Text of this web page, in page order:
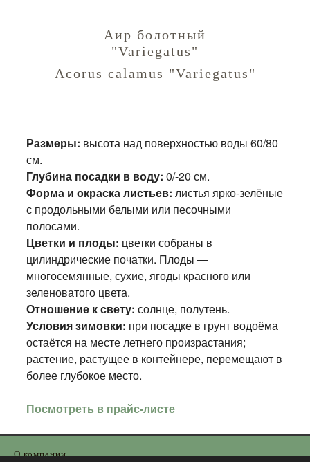
Аир болотный
"Variegatus"
Acorus calamus "Variegatus"
Размеры: высота над поверхностью воды 60/80
см.
Глубина посадки в воду: 0/-20 см.
Форма и окраска листьев: листья ярко-зелёные
с продольными белыми или песочными
полосами.
Цветки и плоды: цветки собраны в
цилиндрические початки. Плоды —
многосемянные, сухие, ягоды красного или
зеленоватого цвета.
Отношение к свету: солнце, полутень.
Условия зимовки: при посадке в грунт водоёма
остаётся на месте летнего произрастания;
растение, растущее в контейнере, перемещают в
более глубокое место.
Посмотреть в прайс-листе
О компании